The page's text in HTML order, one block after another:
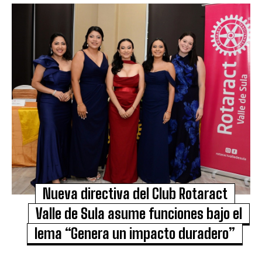
Nueva directiva del Club Rotaract
Valle de Sula asume funciones bajo el
lema “Genera un impacto duradero”